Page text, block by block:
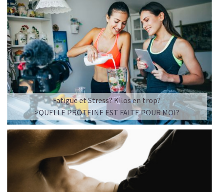
Fatigue et Stress? Kilos en trop?
>QUELLE PROTEINE EST FAITE POUR MOI?